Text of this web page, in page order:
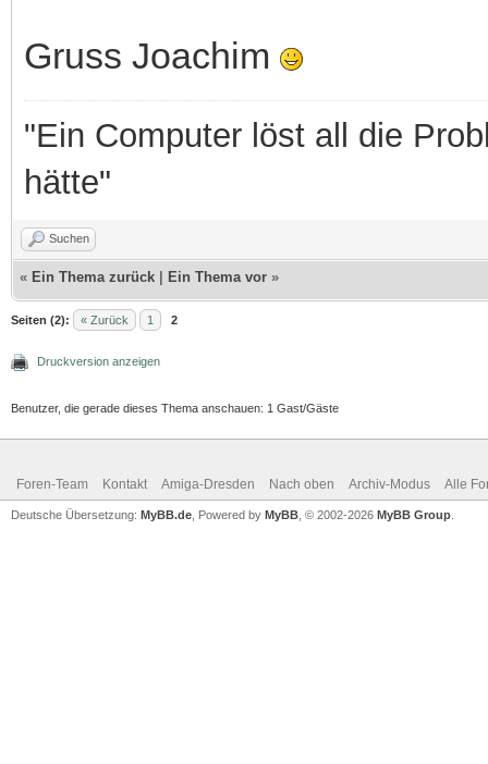
Gruss Joachim
"Ein Computer löst all die
hätte"
Suchen
« Ein Thema zurück Ein Thema vor »
Seiten (2): « Zurück 1 2
Druckversion anzeigen
Benutzer, die gerade dieses Thema anschauen: 1 Gast/Gäste
Foren-Team Kontakt Amiga-Dresden Nach oben Archiv-Modus Alle
Deutsche Übersetzung: MyBB.de, Powered by MyBB, © 2002-2026 MyBB Group.